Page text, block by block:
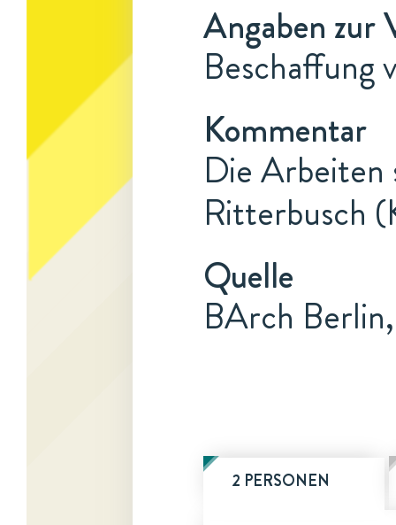
Angaben zur
Beschaffung
Kommentar
Die Arbeiten
Ritterbusch
Quelle
BArch
2 PERSONEN